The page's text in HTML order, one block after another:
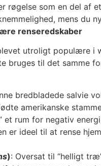
røgelse som en del af
mens du
renseredskaber
utroligt populære i
bruges til det samme
bredbladede salvie
amerikanske
et rum for negativ
er ideel til at rense
): Oversat til “helligt